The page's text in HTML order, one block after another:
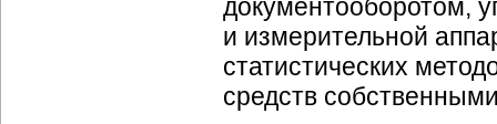
документооборотом,
и измерительной
статистических
средств